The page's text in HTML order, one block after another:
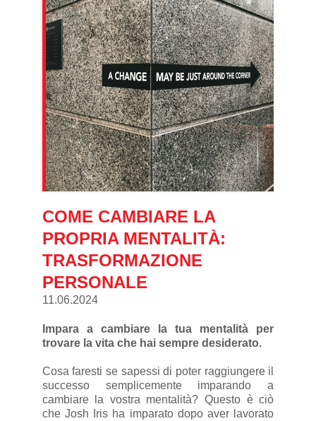
COME CAMBIARE LA
PROPRIA MENTALITÀ:
TRASFORMAZIONE
PERSONALE
11.06.2024
Impara a cambiare la tua mentalità per
trovare la vita che hai sempre desiderato.
Cosa faresti se sapessi di poter raggiungere il
successo semplicemente imparando a
cambiare la vostra mentalità? Questo è ciò
che Josh Iris ha imparato dopo aver lavorato